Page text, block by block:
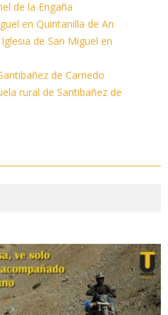
de la Engaña
en Quintanilla de An
Iglesia de San Miguel en
de Carriedo
rural de Santibañez de